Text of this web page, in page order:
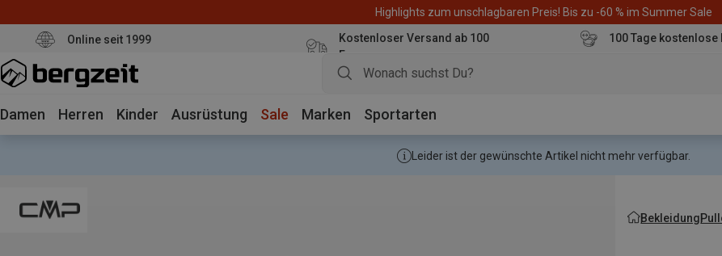
Highlights zum unschlagbaren Preis! Bis zu -60 % im Summer Sale
Online seit 1999
Kostenloser Versand ab 100
Euro
100 Tage kostenlose
Damen Herren Kinder Ausrüstung Sale Marken Sportarten
Leider ist der gewünschte Artikel nicht mehr verfügbar.
Bekleidung